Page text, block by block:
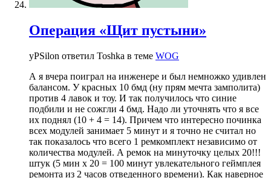
Операция «Щит пустыни»
yPSilon ответил Toshka в теме WOG
А я вчера поиграл на инженере и был немножко удивлен
балансом. У красных 10 бмд (ну прям мечта замполита)
против 4 лавок и тоу. И так получилось что синие
подбили и не сожгли 4 бмд. Надо ли уточнять что я все
их поднял (10 + 4 = 14). Причем что интересно починка
всех модулей занимает 5 минут и я точно не считал но
так показалось что всего 1 ремкомплект независимо от
количества модулей. А ремок на минуточку целых 20!!!
штук (5 мин х 20 = 100 минут увлекательного геймплея
ремонта из 2 часов отведенного времени). Как наверное